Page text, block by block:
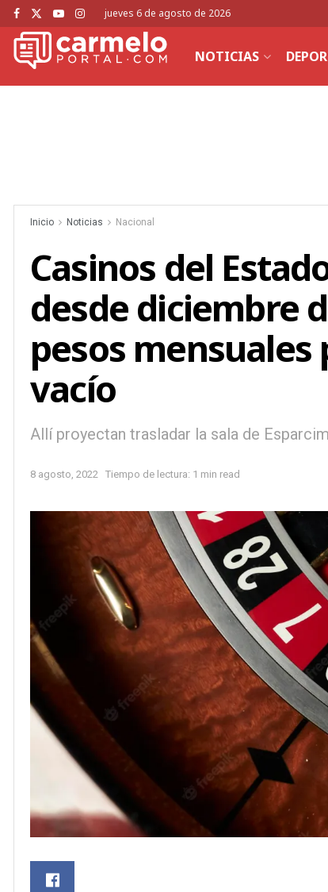
jueves 6 de agosto de 2026
NOTICIAS
Inicio Noticias Nacional
Casinos del
desde diciembre
pesos
vacío
Allí proyectan trasladar la sala de
8 agosto, 2022 Tiempo de lectura: 1 min read